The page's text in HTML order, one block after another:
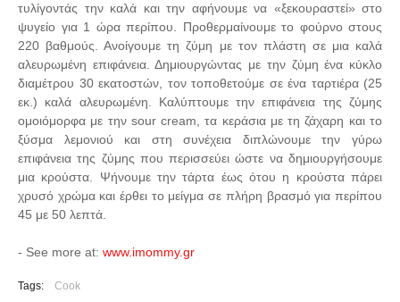
τυλίγοντάς την καλά και την αφήνουμε να «ξεκουραστεί» στο
ψυγείο για 1 ώρα περίπου. Προθερμαίνουμε το φούρνο στους
220 βαθμούς. Ανοίγουμε τη ζύμη με τον πλάστη σε μια καλά
αλευρωμένη επιφάνεια. Δημιουργώντας με την ζύμη ένα κύκλο
διαμέτρου 30 εκατοστών, τον τοποθετούμε σε ένα ταρτιέρα (25
εκ.) καλά αλευρωμένη. Καλύπτουμε την επιφάνεια της ζύμης
ομοιόμορφα με την sour cream, τα κεράσια με τη ζάχαρη και το
ξύσμα λεμονιού και στη συνέχεια διπλώνουμε την γύρω
επιφάνεια της ζύμης που περισσεύει ώστε να δημιουργήσουμε
μια κρούστα. Ψήνουμε την τάρτα έως ότου η κρούστα πάρει
χρυσό χρώμα και έρθει το μείγμα σε πλήρη βρασμό για περίπου
45 με 50 λεπτά.
- See more at: www.imommy.gr
Tags: Cook